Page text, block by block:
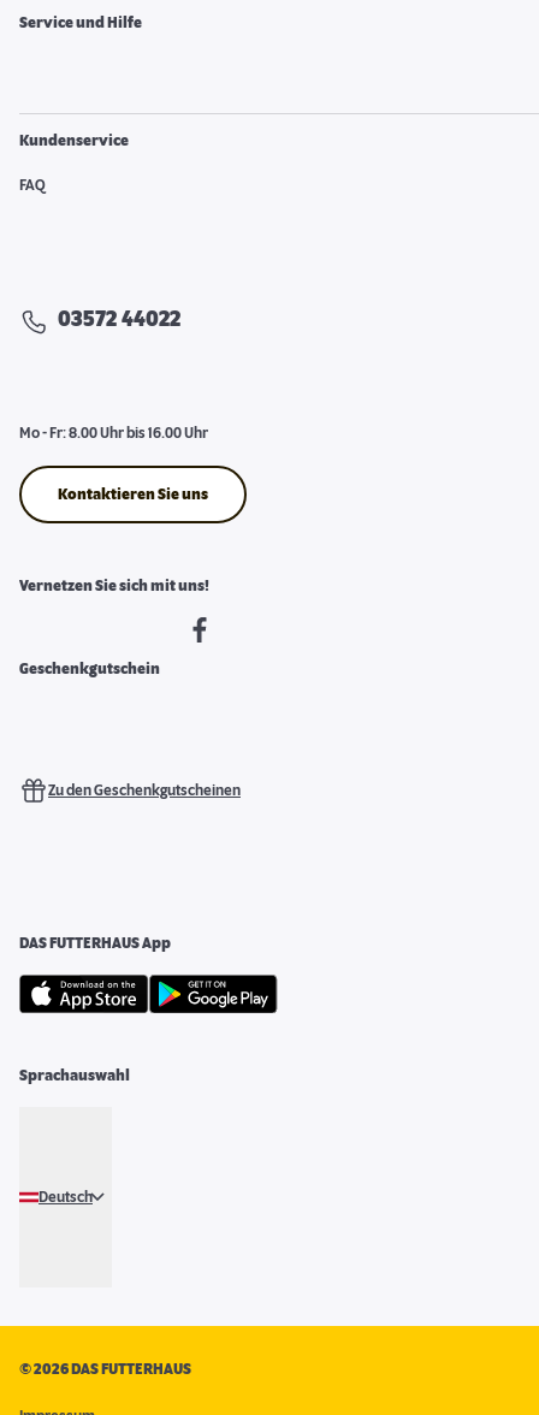
Service und Hilfe
Kundenservice
FAQ
03572 44022
Mo - Fr: 8.00 Uhr bis 16.00 Uhr
Kontaktieren Sie uns
Vernetzen Sie sich mit uns!
Geschenkgutschein
Zu den Geschenkgutscheinen
DAS FUTTERHAUS App
Sprachauswahl
Deutsch
©2026 DAS FUTTERHAUS